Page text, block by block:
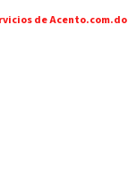
de Acento.com.do